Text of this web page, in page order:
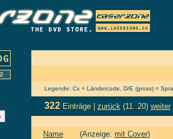
Legende: Cx = Ländercode, D/E (gross) =
322 Einträge | zurück (11..20) weiter
Name (Anzeige: mit Cover)